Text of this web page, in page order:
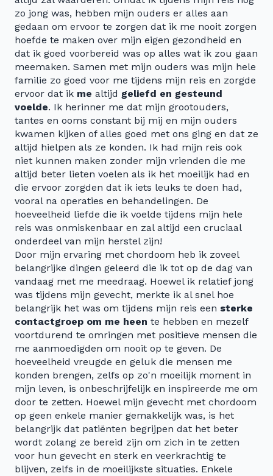
zo jong was, hebben mijn ouders er alles aan
gedaan om ervoor te zorgen dat ik me nooit zorgen
hoefde te maken over mijn eigen gezondheid en
dat ik goed voorbereid was op alles wat ik zou gaan
meemaken. Samen met mijn ouders was mijn hele
familie zo goed voor me tijdens mijn reis en zorgde
ervoor dat ik me altijd geliefd en gesteund
voelde. Ik herinner me dat mijn grootouders,
tantes en ooms constant bij mij en mijn ouders
kwamen kijken of alles goed met ons ging en dat ze
altijd hielpen als ze konden. Ik had mijn reis ook
niet kunnen maken zonder mijn vrienden die me
altijd beter lieten voelen als ik het moeilijk had en
die ervoor zorgden dat ik iets leuks te doen had,
vooral na operaties en behandelingen. De
hoeveelheid liefde die ik voelde tijdens mijn hele
reis was onmiskenbaar en zal altijd een cruciaal
onderdeel van mijn herstel zijn!
Door mijn ervaring met chordoom heb ik zoveel
belangrijke dingen geleerd die ik tot op de dag van
vandaag met me meedraag. Hoewel ik relatief jong
was tijdens mijn gevecht, merkte ik al snel hoe
belangrijk het was om tijdens mijn reis een sterke
contactgroep om me heen te hebben en mezelf
voortdurend te omringen met positieve mensen die
me aanmoedigden om nooit op te geven. De
hoeveelheid vreugde en geluk die mensen me
konden brengen, zelfs op zo'n moeilijk moment in
mijn leven, is onbeschrijfelijk en inspireerde me om
door te zetten. Hoewel mijn gevecht met chordoom
op geen enkele manier gemakkelijk was, is het
belangrijk dat patiënten begrijpen dat het beter
wordt zolang ze bereid zijn om zich in te zetten
voor hun gevecht en sterk en veerkrachtig te
blijven, zelfs in de moeilijkste situaties. Enkele